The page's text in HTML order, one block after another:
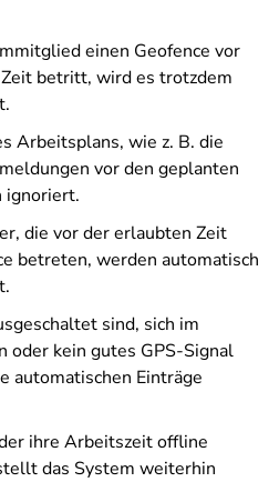
einen Geofence vor
betritt, wird es trotzdem
Arbeitsplans, wie z. B. die
vor den geplanten
ignoriert.
die vor der erlaubten Zeit
betreten, werden automatisch
sind, sich im
oder kein gutes GPS-Signal
automatischen Einträge
ihre Arbeitszeit offline
das System weiterhin